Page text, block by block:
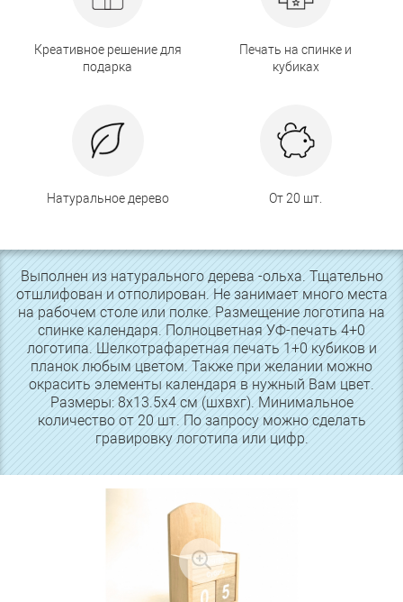
Креативное решение для
подарка
Печать на спинке и
кубиках
Натуральное дерево От 20 шт.
Выполнен из натурального дерева -ольха. Тщательно
отшлифован и отполирован. Не занимает много места
на рабочем столе или полке. Размещение логотипа на
спинке календаря. Полноцветная УФ-печать 4+0
логотипа. Шелкотрафаретная печать 1+0 кубиков и
планок любым цветом. Также при желании можно
окрасить элементы календаря в нужный Вам цвет.
Размеры: 8х13.5х4 см (шхвхг). Минимальное
количество от 20 шт. По запросу можно сделать
гравировку логотипа или цифр.